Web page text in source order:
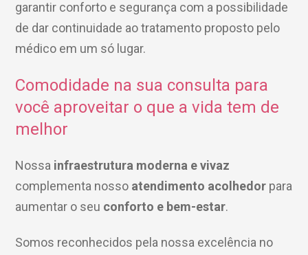
de exames
de Exames
suas reclamações ou fazer elogios relacionados ao nosso
atendimento e aos nossos serviços.
2ª a 6ª feira das 7h às 18h
3505-1000
ouvidoria@bp.org.br
Fale Conosco
Endereço:
Rua Maestro Cardim, 769
BP Mirante
de conduta
Financeiras
social da BP
social Teleinterconsulta
de Infarto SUS
de Visita
socorro
de orçamento particular
de Excelência em Neurologia e
de Excelência em Ortopedia
garantir conforto e segurança com a possibilidade
de dar continuidade ao tratamento proposto pelo
médico em um só lugar.
Comodidade na sua consulta para
você aproveitar o que a vida tem de
melhor
Nossa infraestrutura moderna e vivaz
complementa nosso atendimento acolhedor para
aumentar o seu conforto e bem-estar.
Somos reconhecidos pela nossa excelência no